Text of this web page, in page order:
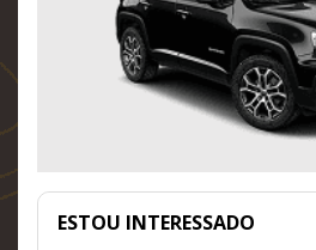
ESTOU INTERESSADO